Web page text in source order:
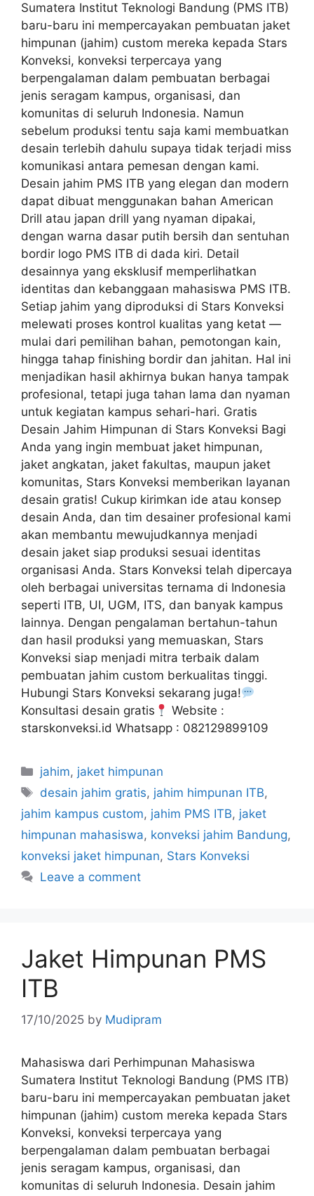
Sumatera Institut Teknologi Bandung (PMS ITB)
baru-baru ini mempercayakan pembuatan jaket
himpunan (jahim) custom mereka kepada Stars
Konveksi, konveksi terpercaya yang
berpengalaman dalam pembuatan berbagai
jenis seragam kampus, organisasi, dan
komunitas di seluruh Indonesia. Namun
sebelum produksi tentu saja kami membuatkan
desain terlebih dahulu supaya tidak terjadi miss
komunikasi antara pemesan dengan kami.
Desain jahim PMS ITB yang elegan dan modern
dapat dibuat menggunakan bahan American
Drill atau japan drill yang nyaman dipakai,
dengan warna dasar putih bersih dan sentuhan
bordir logo PMS ITB di dada kiri. Detail
desainnya yang eksklusif memperlihatkan
identitas dan kebanggaan mahasiswa PMS ITB.
Setiap jahim yang diproduksi di Stars Konveksi
melewati proses kontrol kualitas yang ketat —
mulai dari pemilihan bahan, pemotongan kain,
hingga tahap finishing bordir dan jahitan. Hal ini
menjadikan hasil akhirnya bukan hanya tampak
profesional, tetapi juga tahan lama dan nyaman
untuk kegiatan kampus sehari-hari. Gratis
Desain Jahim Himpunan di Stars Konveksi Bagi
Anda yang ingin membuat jaket himpunan,
jaket angkatan, jaket fakultas, maupun jaket
komunitas, Stars Konveksi memberikan layanan
desain gratis! Cukup kirimkan ide atau konsep
desain Anda, dan tim desainer profesional kami
akan membantu mewujudkannya menjadi
desain jaket siap produksi sesuai identitas
organisasi Anda. Stars Konveksi telah dipercaya
oleh berbagai universitas ternama di Indonesia
seperti ITB, UI, UGM, ITS, dan banyak kampus
lainnya. Dengan pengalaman bertahun-tahun
dan hasil produksi yang memuaskan, Stars
Konveksi siap menjadi mitra terbaik dalam
pembuatan jahim custom berkualitas tinggi.
Hubungi Stars Konveksi sekarang juga!
Konsultasi desain gratis
Website :
starskonveksi.id Whatsapp : 082129899109
jahim, jaket himpunan
desain jahim gratis, jahim himpunan ITB,
jahim kampus custom, jahim PMS ITB, jaket
himpunan mahasiswa, konveksi jahim Bandung,
konveksi jaket himpunan, Stars Konveksi
Leave a comment
Jaket Himpunan PMS
ITB
17/10/2025 by Mudipram
Mahasiswa dari Perhimpunan Mahasiswa
Sumatera Institut Teknologi Bandung (PMS ITB)
baru-baru ini mempercayakan pembuatan jaket
himpunan (jahim) custom mereka kepada Stars
Konveksi, konveksi terpercaya yang
berpengalaman dalam pembuatan berbagai
jenis seragam kampus, organisasi, dan
komunitas di seluruh Indonesia. Desain jahim